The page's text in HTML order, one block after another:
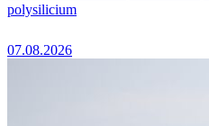
polysilicium
07.08.2026